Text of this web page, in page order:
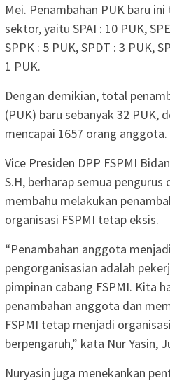
Mei. Penambahan PUK baru
sektor, yaitu SPAI : 10 PUK,
SPPK : 5 PUK, SPDT : 3 PUK,
1 PUK.
Dengan demikian, total
(PUK) baru sebanyak 32 PUK,
mencapai 1657 orang anggota.
Vice Presiden DPP FSPMI
S.H, berharap semua pengurus
membahu melakukan
organisasi FSPMI tetap eksis.
“Penambahan anggota
pengorganisasian adalah
pimpinan cabang FSPMI. Kita
penambahan anggota dan
FSPMI tetap menjadi
berpengaruh,” kata Nur Yasin,
Nuryasin juga menekankan